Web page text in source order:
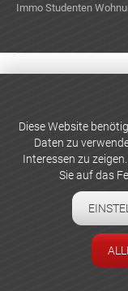
Immo Studenten
Diese Website
Daten zu
Interessen zu
Sie auf das